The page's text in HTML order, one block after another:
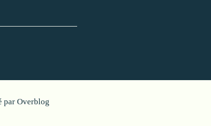
par Overblog